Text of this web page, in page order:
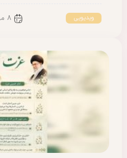
ویدیویی 8 مرداد 1405